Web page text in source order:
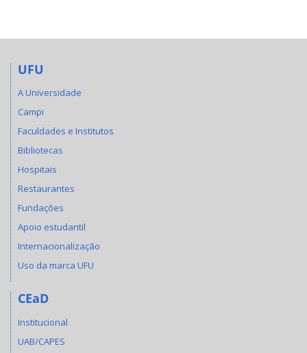
UFU
A Universidade
Campi
Faculdades e Institutos
Bibliotecas
Hospitais
Restaurantes
Fundações
Apoio estudantil
Internacionalização
Uso da marca UFU
CEaD
Institucional
UAB/CAPES